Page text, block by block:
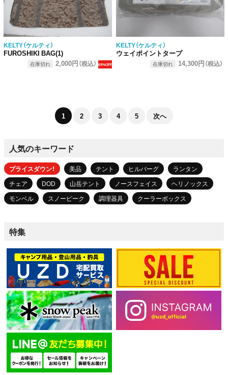
KELTY（ケルティ）
FUROSHIKI BAG(1)
在庫切れ 2,000円（税込） 69%OFF
KELTY（ケルティ）
ウェイポイントタープ
在庫切れ 14,300円（税込）
1 2 3 4 5 次へ
人気のキーワード
プライスダウン！ 美品 テント ヒルバーグ
ランタン
チェア
DOD 山岳テント ノースフェイス
ヘリノックス
モンベル
スノーピーク 調理器具 クーラーボックス
特集